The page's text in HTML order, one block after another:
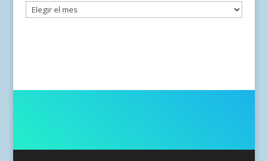
Archivos